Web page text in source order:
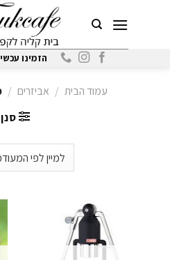
הזמינו עכשיו בטל:
עמוד הבית / אביזרים /
סנן